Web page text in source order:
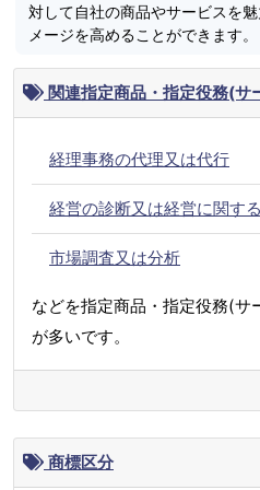
対して自社の商品やサービスを
メージを高めることができます。
関連指定商品・指定役務(サ
経理事務の代理又は代行
経営の診断又は経営に関す
市場調査又は分析
などを指定商品・指定役務(サ
が多いです。
商標区分